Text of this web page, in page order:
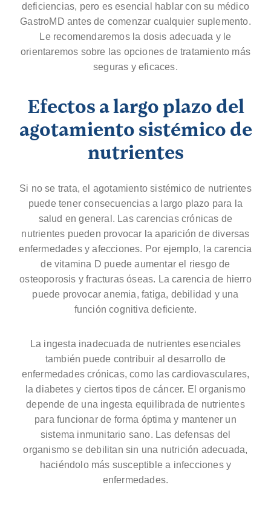
deficiencias, pero es esencial hablar con su médico
GastroMD antes de comenzar cualquier suplemento.
Le recomendaremos la dosis adecuada y le
orientaremos sobre las opciones de tratamiento más
seguras y eficaces.
Efectos a largo plazo del
agotamiento sistémico de
nutrientes
Si no se trata, el agotamiento sistémico de nutrientes
puede tener consecuencias a largo plazo para la
salud en general. Las carencias crónicas de
nutrientes pueden provocar la aparición de diversas
enfermedades y afecciones. Por ejemplo, la carencia
de vitamina D puede aumentar el riesgo de
osteoporosis y fracturas óseas. La carencia de hierro
puede provocar anemia, fatiga, debilidad y una
función cognitiva deficiente.
La ingesta inadecuada de nutrientes esenciales
también puede contribuir al desarrollo de
enfermedades crónicas, como las cardiovasculares,
la diabetes y ciertos tipos de cáncer. El organismo
depende de una ingesta equilibrada de nutrientes
para funcionar de forma óptima y mantener un
sistema inmunitario sano. Las defensas del
organismo se debilitan sin una nutrición adecuada,
haciéndolo más susceptible a infecciones y
enfermedades.